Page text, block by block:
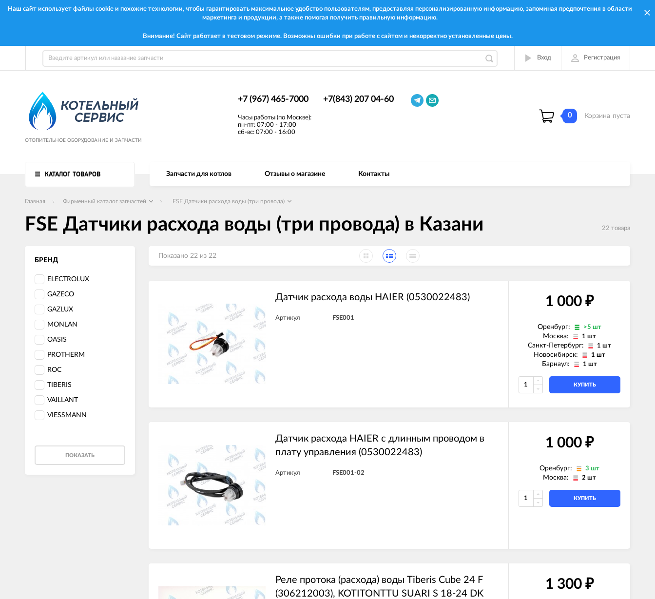
Наш сайт использует файлы cookie и похожие технологии, чтобы гарантировать максимальное удобство пользователям, предоставляя персонализированную информацию, запоминая предпочтения в области
маркетинга и продукции, а также помогая получить правильную информацию.
Внимание! Сайт работает в тестовом режиме. Возможны ошибки при работе с сайтом и некорректно установленные цены.
Вход Регистрация
ОТОПИТЕЛЬНОЕ ОБОРУДОВАНИЕ И ЗАПЧАСТИ
+7 (967) 465-7000 +7(843) 207 04-60
Часы работы (по Москве):
пн-пт: 07:00 - 17:00
сб-вс: 07:00 - 16:00
0 Корзина пуста
КАТАЛОГ ТОВАРОВ Запчасти для котлов Отзывы о магазине Контакты
Главная Фирменный каталог запчастей FSE Датчики расхода воды (три провода)
FSE Датчики расхода воды (три провода) в Казани 22 товара
БРЕНД
ELECTROLUX
GAZECO
GAZLUX
MONLAN
OASIS
PROTHERM
ROC
TIBERIS
VAILLANT
VIESSMANN
ПОКАЗАТЬ
Показано 22 из 22
Датчик расхода воды HAIER (0530022483)
Артикул FSE001
1 000 ₽
Оренбург: >5 шт
Москва: 1 шт
Санкт-Петербург: 1 шт
Новосибирск: 1 шт
Барнаул: 1 шт
КУПИТЬ
Датчик расхода HAIER с длинным проводом в
плату управления (0530022483)
Артикул FSE001-02
1 000 ₽
Оренбург: 3 шт
Москва: 2 шт
КУПИТЬ
Реле протока (расхода) воды Tiberis Cube 24 F
(306212003), KOTITONTTU SUARI S 18-24 DK
1 300 ₽